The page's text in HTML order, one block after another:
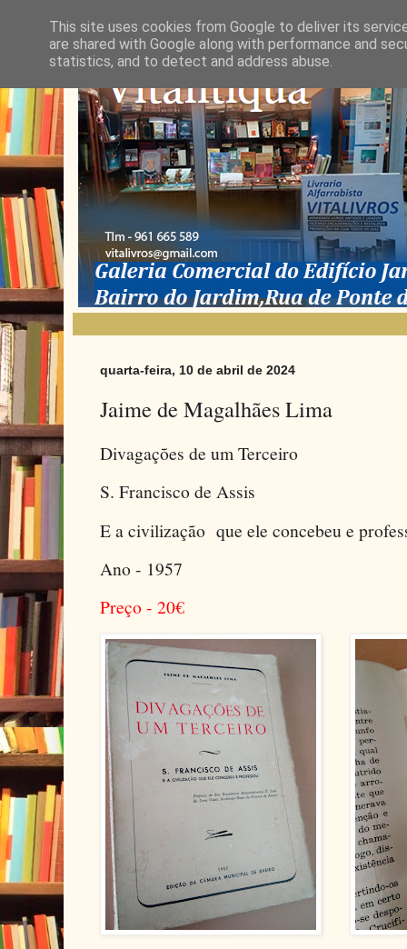
quarta-feira, 10 de abril de 2024
Jaime de Magalhães Lima
Divagações de um Terceiro
S. Francisco de Assis
E a civilização que ele concebeu e
Ano - 1957
Preço - 20€
This site uses cookies from Google to deliver its
are shared with Google along with performance and
statistics, and to detect and address abuse.